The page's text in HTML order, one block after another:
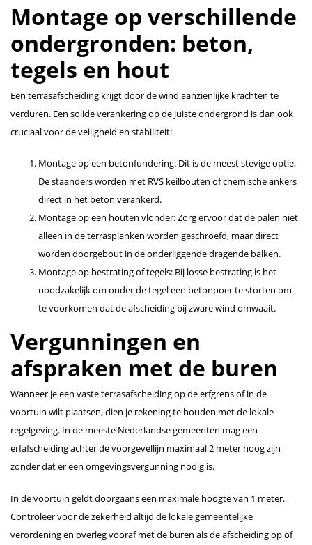
Montage op verschillende
ondergronden: beton,
tegels en hout
Een terrasafscheiding krijgt door de wind aanzienlijke krachten te
verduren. Een solide verankering op de juiste ondergrond is dan ook
cruciaal voor de veiligheid en stabiliteit:
Montage op een betonfundering: Dit is de meest stevige optie.
De staanders worden met RVS keilbouten of chemische ankers
direct in het beton verankerd.
Montage op een houten vlonder: Zorg ervoor dat de palen niet
alleen in de terrasplanken worden geschroefd, maar direct
worden doorgebout in de onderliggende dragende balken.
Montage op bestrating of tegels: Bij losse bestrating is het
noodzakelijk om onder de tegel een betonpoer te storten om
te voorkomen dat de afscheiding bij zware wind omwaait.
Vergunningen en
afspraken met de buren
Wanneer je een vaste terrasafscheiding op de erfgrens of in de
voortuin wilt plaatsen, dien je rekening te houden met de lokale
regelgeving. In de meeste Nederlandse gemeenten mag een
erfafscheiding achter de voorgevellijn maximaal 2 meter hoog zijn
zonder dat er een omgevingsvergunning nodig is.
In de voortuin geldt doorgaans een maximale hoogte van 1 meter.
Controleer voor de zekerheid altijd de lokale gemeentelijke
verordening en overleg vooraf met de buren als de afscheiding op of